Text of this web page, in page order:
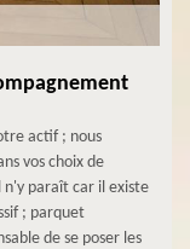
actif ; nous
vos choix de
n'y paraît car il existe
; parquet
de se poser les